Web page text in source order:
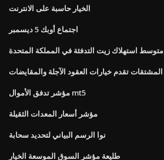
الخيار حاسبة على الانترنت
اجتماع أوبك 5 ديسمبر
متوسط ​​استهلاك زيت التدفئة في المملكة المتحدة
مؤشر تدفق الأموال mt5
مؤشر أسعار المعدات الثقيلة
نوا الرسم البياني لتحديد سحابة
طليعة مؤشر السوق الموسعة الخيار